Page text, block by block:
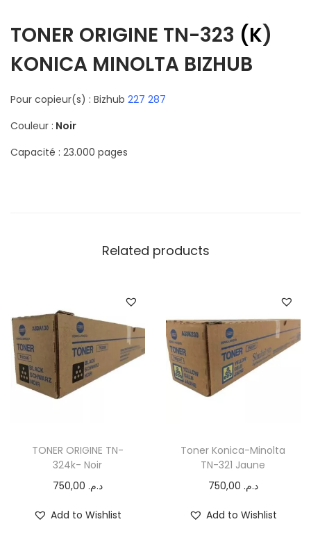
TONER ORIGINE TN-323 (K)
KONICA MINOLTA BIZHUB
Pour copieur(s) : Bizhub 227 287
Couleur : Noir
Capacité : 23.000 pages
Related products
TONER ORIGINE TN-
324k- Noir
د.م.
Add to Wishlist
Toner Konica-Minolta
TN-321 Jaune
د.م.
Add to Wishlist